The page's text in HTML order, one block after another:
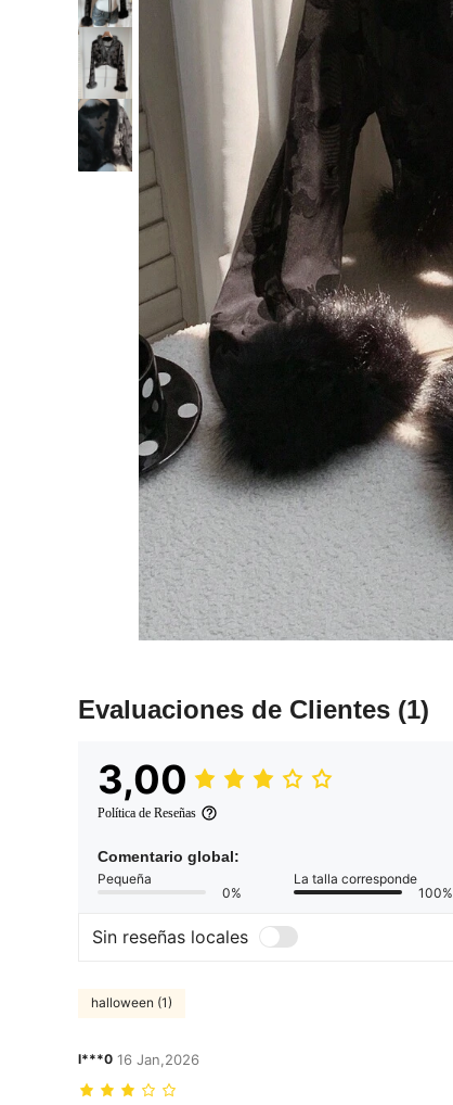
Evaluaciones de Clientes (1)
3,00
Política de Reseñas
Comentario global:
Pequeña
0%
La talla corresponde
100%
Sin reseñas locales
halloween (1)
l***0 16 Jan,2026